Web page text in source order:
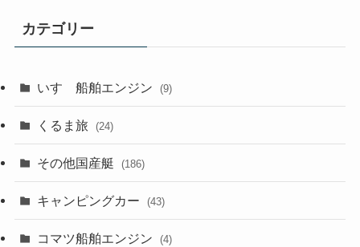
カテゴリー
いすゞ船舶エンジン (9)
くるま旅 (24)
その他国産艇 (186)
キャンピングカー (43)
コマツ船舶エンジン (4)